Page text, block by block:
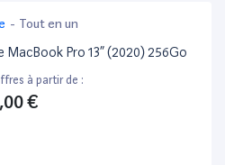
- Tout en un
MacBook Pro 13” (2020) 256Go
à partir de :
€